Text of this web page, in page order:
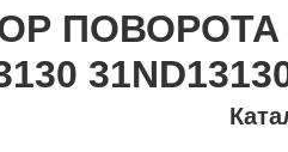
ПОВОРОТА